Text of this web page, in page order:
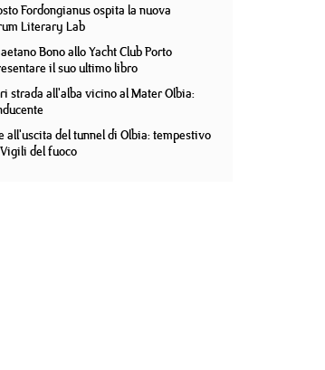
Fordongianus ospita la nuova
Literary Lab
Bono allo Yacht Club Porto
il suo ultimo libro
strada all'alba vicino al Mater Olbia:
all'uscita del tunnel di Olbia: tempestivo
del fuoco